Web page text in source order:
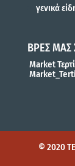
γενικά
ΒΡΕΣ ΜΑΣ
Market
© 2020